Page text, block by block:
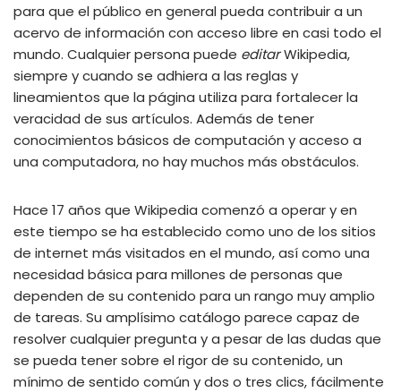
para que el público en general pueda contribuir a un
acervo de información con acceso libre en casi todo el
mundo. Cualquier persona puede editarWikipedia,
siempre y cuando se adhiera a las reglas y
lineamientos que la página utiliza para fortalecer la
veracidad de sus artículos. Además de tener
conocimientos básicos de computación y acceso a
una computadora, no hay muchos más obstáculos.
Hace 17 años que Wikipedia comenzó a operar y en
este tiempo se ha establecido como uno de los sitios
de internet más visitados en el mundo, así como una
necesidad básica para millones de personas que
dependen de su contenido para un rango muy amplio
de tareas. Su amplísimo catálogo parece capaz de
resolver cualquier pregunta y a pesar de las dudas que
se pueda tener sobre el rigor de su contenido, un
mínimo de sentido común y dos o tres clics, fácilmente